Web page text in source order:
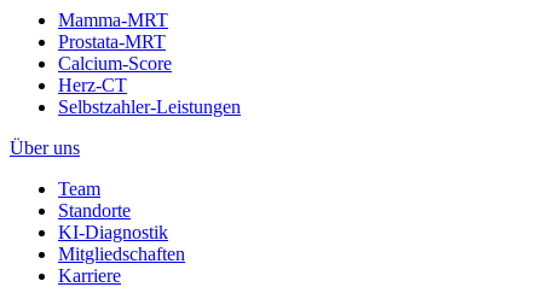
Mamma-MRT
Prostata-MRT
Calcium-Score
Herz-CT
Selbstzahler-Leistungen
Über uns
Team
Standorte
KI-Diagnostik
Mitgliedschaften
Karriere